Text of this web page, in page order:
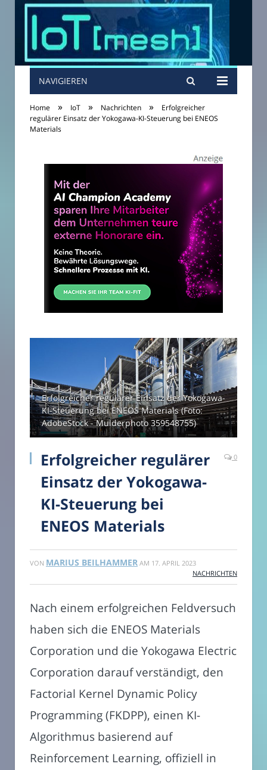
NAVIGIEREN
Home » IoT » Nachrichten »
Erfolgreicher
regulärer Einsatz der Yokogawa-KI-Steuerung bei ENEOS
Materials
Erfolgreicher regulärer Einsatz der Yokogawa-
KI-Steuerung bei ENEOS Materials (Foto:
AdobeStock - Mulderphoto 359548755)
Erfolgreicher regulärer
Einsatz der Yokogawa-
KI-Steuerung bei
ENEOS Materials
0
VON MARIUS BEILHAMMER AM 17. APRIL 2023
NACHRICHTEN
Nach einem erfolgreichen Feldversuch
haben sich die ENEOS Materials
Corporation und die Yokogawa Electric
Corporation darauf verständigt, den
Factorial Kernel Dynamic Policy
Programming (FKDPP), einen KI-
Algorithmus basierend auf
Reinforcement Learning, offiziell in